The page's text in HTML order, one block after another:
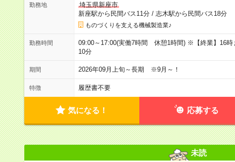
勤務地
埼玉県新座市
新座駅から民間バス11分/ 志木駅から民間バス18分
ものづくりを支える機械製造業♪
勤務時間
09:00～17:00(実働7時間 休憩1時間) ※【終業】16
10分
期間 2026年09月上旬～長期 ※9月～！
特徴 履歴書不要
気になる！ 応募する
未読